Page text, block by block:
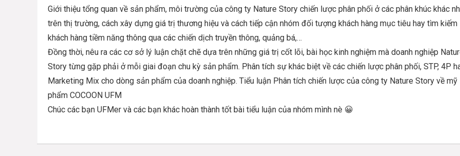
Giới thiệu tổng quan về sản phẩm, môi trường của công ty Nature Story chiến lược phân phối ở các phân khúc khác
trên thị trường, cách xây dựng giá trị thương hiệu và cách tiếp cận nhóm đối tượng khách hàng mục tiêu hay tìm kiếm
khách hàng tiềm năng thông qua các chiến dịch truyền thông, quảng bá,…
Đồng thời, nêu ra các cơ sở lý luận chặt chẽ dựa trên những giá trị cốt lõi, bài học kinh nghiệm mà doanh nghiệp
Story từng gặp phải ở mỗi giai đoạn chu kỳ sản phẩm. Phân tích sự khác biệt về các chiến lược phân phối, STP, 4P
Marketing Mix cho dòng sản phẩm của doanh nghiệp. Tiểu luận Phân tích chiến lược của công ty Nature Story về mỹ
phẩm COCOON UFM
Chúc các bạn UFMer và các bạn khác hoàn thành tốt bài tiểu luận của nhóm mình nè 😀